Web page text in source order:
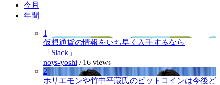
今月
年間
1
仮想通貨の情報をいち早く入手するなら
「Slack」
noys-yoshi / 16 views
2
ホリエモンや竹中平蔵氏のビットコインは今後ど